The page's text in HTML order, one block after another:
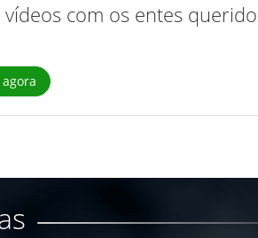
com os entes